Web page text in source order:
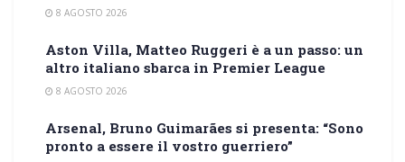
8 AGOSTO 2026
Aston Villa, Matteo Ruggeri è a un passo: un
altro italiano sbarca in Premier League
8 AGOSTO 2026
Arsenal, Bruno Guimarães si presenta: “Sono
pronto a essere il vostro guerriero”